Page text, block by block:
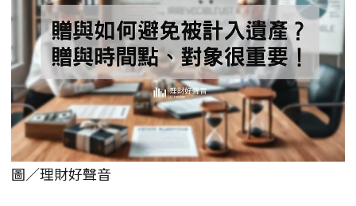
圖／理財好聲音